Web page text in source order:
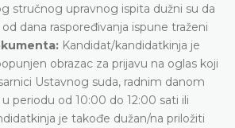
stručnog upravnog ispita dužni su da
dana raspoređivanja ispune traženi
Kandidat/kandidatkinja je
obrazac za prijavu na oglas koji
Ustavnog suda, radnim danom
periodu od 10:00 do 12:00 sati ili
je takođe dužan/na priložiti